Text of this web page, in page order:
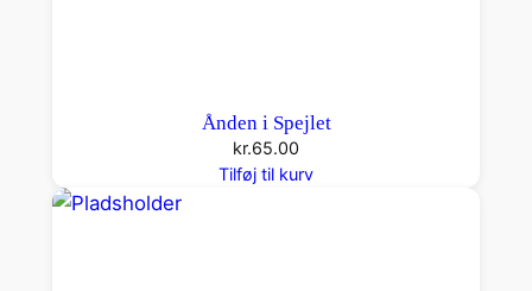
Ånden i Spejlet
kr.65.00
Tilføj til kurv